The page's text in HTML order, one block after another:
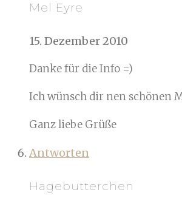
Mel Eyre
15. Dezember 2010
Danke für die Info =)
Ich wünsch dir nen schönen
Ganz liebe Grüße
Antworten
Hagebutterchen